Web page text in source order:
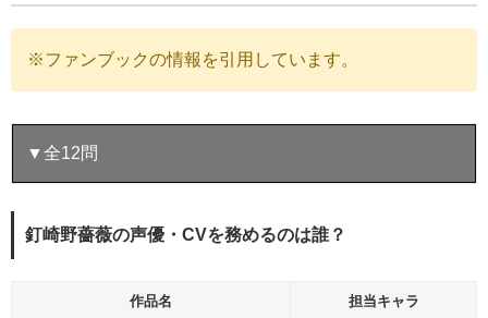
※ファンブックの情報を引用しています。
▼全12問
釘崎野薔薇の声優・CVを務めるのは誰？
作品名 担当キャラ